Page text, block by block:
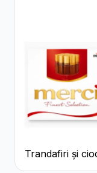
Trandafiri și